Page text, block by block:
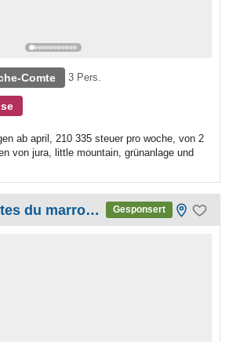
Comte 3 Pers.
ab april, 210 335 steuer pro woche, von 2
von jura, little mountain, grünanlage und
Chambres d'hôtes du marronnier Gesponsert